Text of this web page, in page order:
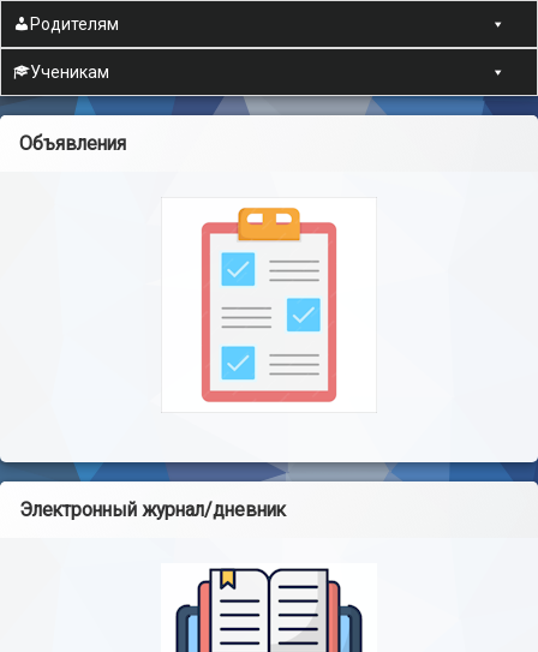
Родителям
Ученикам
Объявления
Электронный журнал/дневник